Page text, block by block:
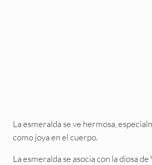
La esmeralda se ve hermosa,
como joya en el cuerpo.
La esmeralda se asocia con la diosa de